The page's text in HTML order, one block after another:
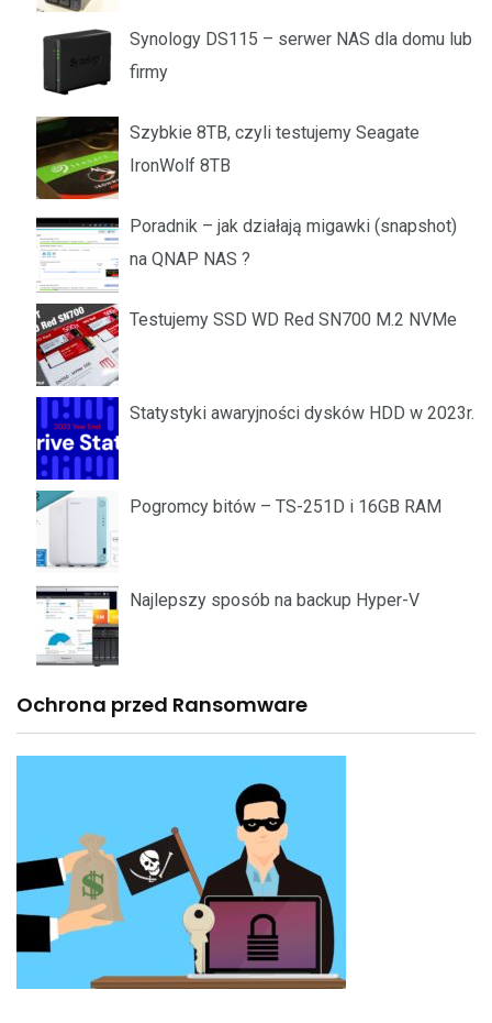
Synology DS115 – serwer NAS dla domu lub
firmy
Szybkie 8TB, czyli testujemy Seagate
IronWolf 8TB
Poradnik – jak działają migawki (snapshot)
na QNAP NAS ?
Testujemy SSD WD Red SN700 M.2 NVMe
Statystyki awaryjności dysków HDD w 2023r.
Pogromcy bitów – TS-251D i 16GB RAM
Najlepszy sposób na backup Hyper-V
Ochrona przed Ransomware